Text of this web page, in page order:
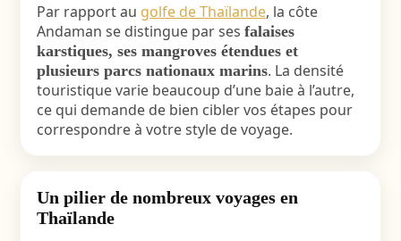
Par rapport au golfe de Thaïlande, la côte
Andaman se distingue par ses falaises
karstiques, ses mangroves étendues et
plusieurs parcs nationaux marins. La densité
touristique varie beaucoup d’une baie à l’autre,
ce qui demande de bien cibler vos étapes pour
correspondre à votre style de voyage.
Un pilier de nombreux voyages en
Thaïlande